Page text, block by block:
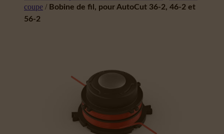
coupe / Bobine de fil, pour AutoCut 36-2, 46-2 et
56-2